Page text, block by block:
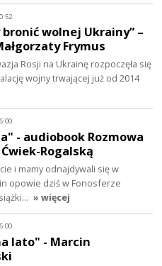
wolnej Ukrainy” –
Frymus
Rosji na Ukrainę rozpoczęła się
wojny trwającej już od 2014
- audiobook Rozmowa
Rogalską
i mamy odnajdywali się w
opowie dziś w Fonosferze
» więcej
lato" - Marcin